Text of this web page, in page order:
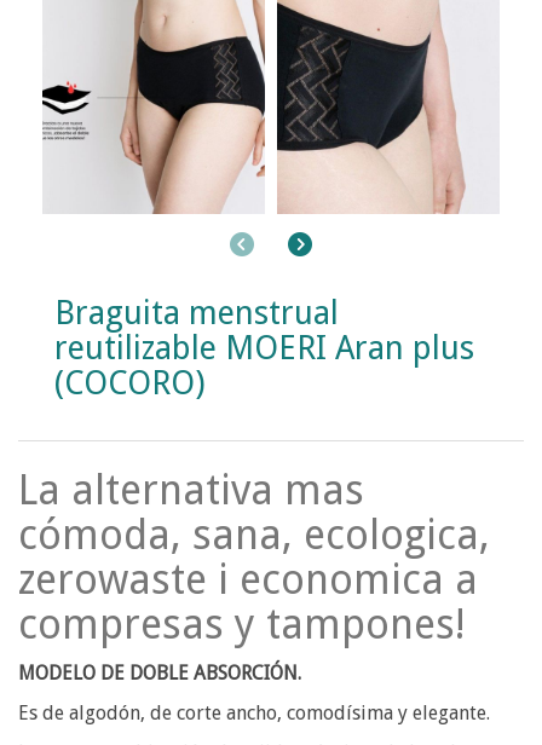
AnteriorSiguiente
Braguita menstrual
reutilizable MOERI Aran plus
(COCORO)
La alternativa mas
cómoda, sana, ecologica,
zerowaste i economica a
compresas y tampones!
MODELO DE DOBLE ABSORCIÓN.
Es de algodón, de corte ancho, comodísima y elegante.